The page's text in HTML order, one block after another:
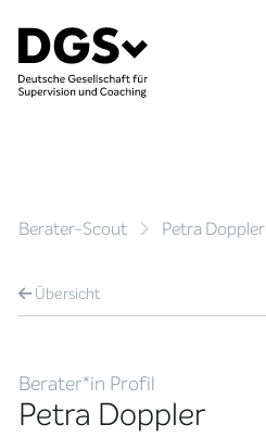
Berater-Scout Petra Doppler
Übersicht
Berater*in Profil
Petra Doppler